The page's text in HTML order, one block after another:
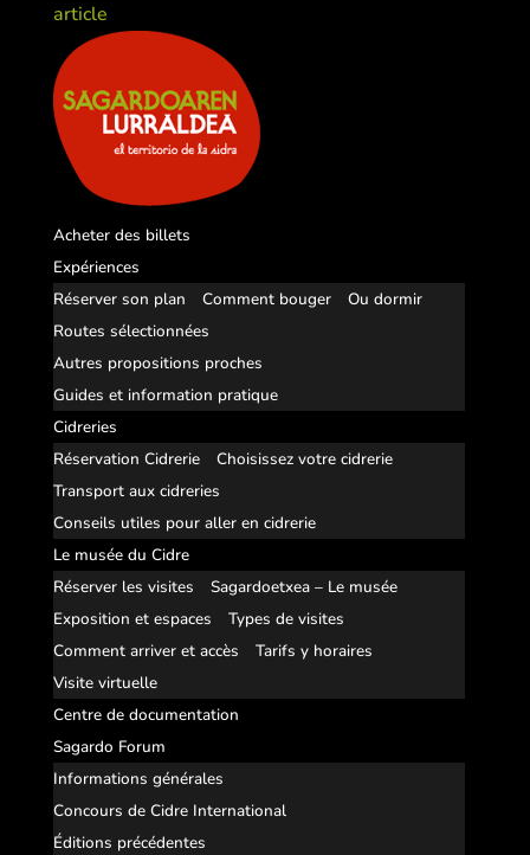
article
Acheter des billets
Expériences
Réserver son plan
Comment bouger
Ou dormir
Routes sélectionnées
Autres propositions proches
Guides et information pratique
Cidreries
Réservation Cidrerie
Choisissez votre cidrerie
Transport aux cidreries
Conseils utiles pour aller en cidrerie
Le musée du Cidre
Réserver les visites
Sagardoetxea – Le musée
Exposition et espaces
Types de visites
Comment arriver et accès
Tarifs y horaires
Visite virtuelle
Centre de documentation
Sagardo Forum
Informations générales
Concours de Cidre International
Éditions précédentes